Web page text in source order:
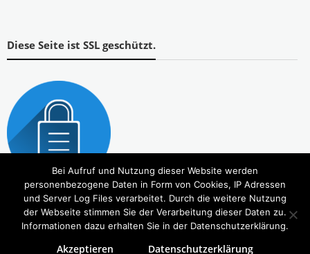
Diese Seite ist SSL geschützt.
Copyright © 2026Tierbedarf – bvl-Shop . Alle Rechte vorbehalten. Theme:eStorevon ThemeGrill.
Bei Aufruf und Nutzung dieser Website werden
personenbezogene Daten in Form von Cookies, IP Adressen
und Server Log Files verarbeitet. Durch die weitere Nutzung
der Webseite stimmen Sie der Verarbeitung dieser Daten zu.
Informationen dazu erhalten Sie in der Datenschutzerklärung.
Akzeptieren Datenschutzerklärung